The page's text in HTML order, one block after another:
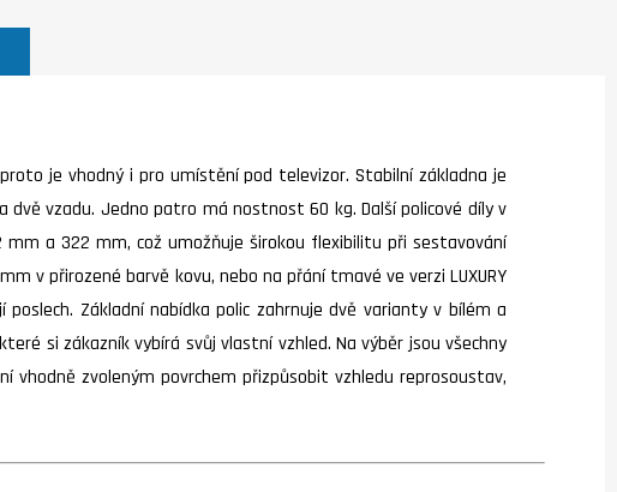
je vhodný i pro umístění pod televizor. Stabilní základna je
vzadu. Jedno patro má nostnost 60 kg. Další policové díly v
mm a 322 mm, což umožňuje širokou flexibilitu při sestavování
v přirozené barvě kovu, nebo na přání tmavé ve verzi LUXURY
poslech. Základní nabídka polic zahrnuje dvě varianty v bílém a
si zákazník vybírá svůj vlastní vzhled. Na výběr jsou všechny
vhodně zvoleným povrchem přizpůsobit vzhledu reprosoustav,